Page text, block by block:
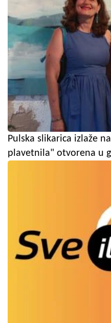
Pulska slikarica izlaže
plavetnila" otvorena u